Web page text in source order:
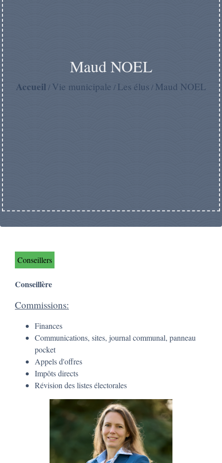
Maud NOEL
Accueil/ Vie municipale / Les élus/ Maud NOEL
Conseillers
Conseillère
Commissions:
Finances
Communications, sites, journal communal, panneau
pocket
Appels d'offres
Impôts directs
Révision des listes électorales